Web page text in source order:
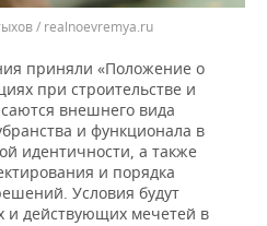
/ realnoevremya.ru
приняли «Положение о
при строительстве и
внешнего вида
и функционала в
идентичности, а также
и порядка
Условия будут
и действующих мечетей в